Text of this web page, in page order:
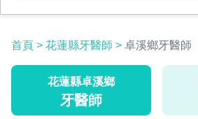
首頁 > 花蓮縣牙醫師 > 卓溪鄉牙醫師
花蓮縣卓溪鄉
牙醫師